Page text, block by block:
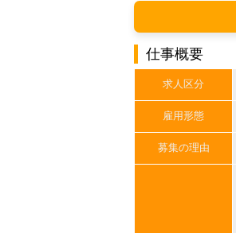
仕事概要
求人区分
雇用形態
募集の理由